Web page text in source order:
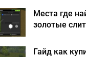
Места где
золотые
2017?
Гайд как